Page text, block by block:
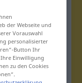
der Webseite und
Vorauswahl
personalisierter
Button Ihr
Ihre Einwilligung
zu den Cookies